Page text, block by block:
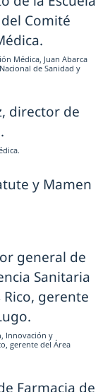
Médica, Juan Abarca
de Sanidad y
Innovación y
gerente del Área